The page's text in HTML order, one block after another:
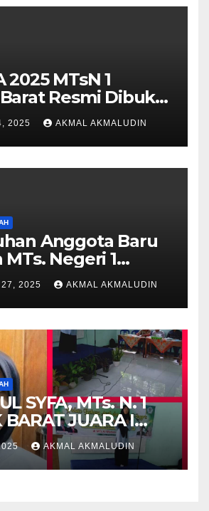
2025 MTsN 1
Resmi Dibuka,
Pasca SAS
dan Kreativitas
2025 AKMAL AKMALUDIN
Anggota Baru
Negeri 1
Tahun 2025 di
Lembar
27, 2025 AKMAL AKMALUDIN
SYFA, MTs. N. 1
BARAT JUARA I
INGGRIS
AKMAL AKMALUDIN